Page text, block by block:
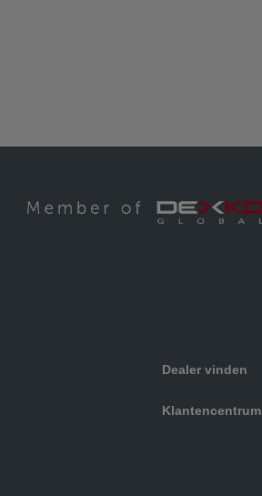
Dealer vinden
Klantencentrum